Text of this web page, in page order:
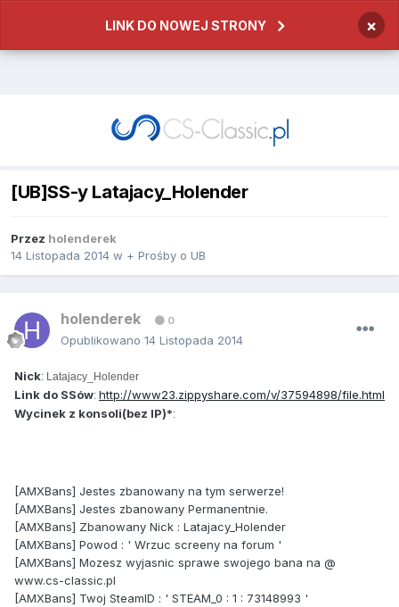
LINK DO NOWEJ STRONY ×
[UB]SS-y Latajacy_Holender
Przez holenderek
14 Listopada 2014 w + Prośby o UB
holenderek 0
Opublikowano 14 Listopada 2014
Nick: Latajacy_Holender
Link do SSów: http://www23.zippyshare.com/v/37594898/file.html
Wycinek z konsoli(bez IP)*:
[AMXBans] Jestes zbanowany na tym serwerze!
[AMXBans] Jestes zbanowany Permanentnie.
[AMXBans] Zbanowany Nick : Latajacy_Holender
[AMXBans] Powod : ' Wrzuc screeny na forum '
[AMXBans] Mozesz wyjasnic sprawe swojego bana na @
www.cs-classic.pl
[AMXBans] Twoj SteamID : ' STEAM_0 : 1 : 73148993 '